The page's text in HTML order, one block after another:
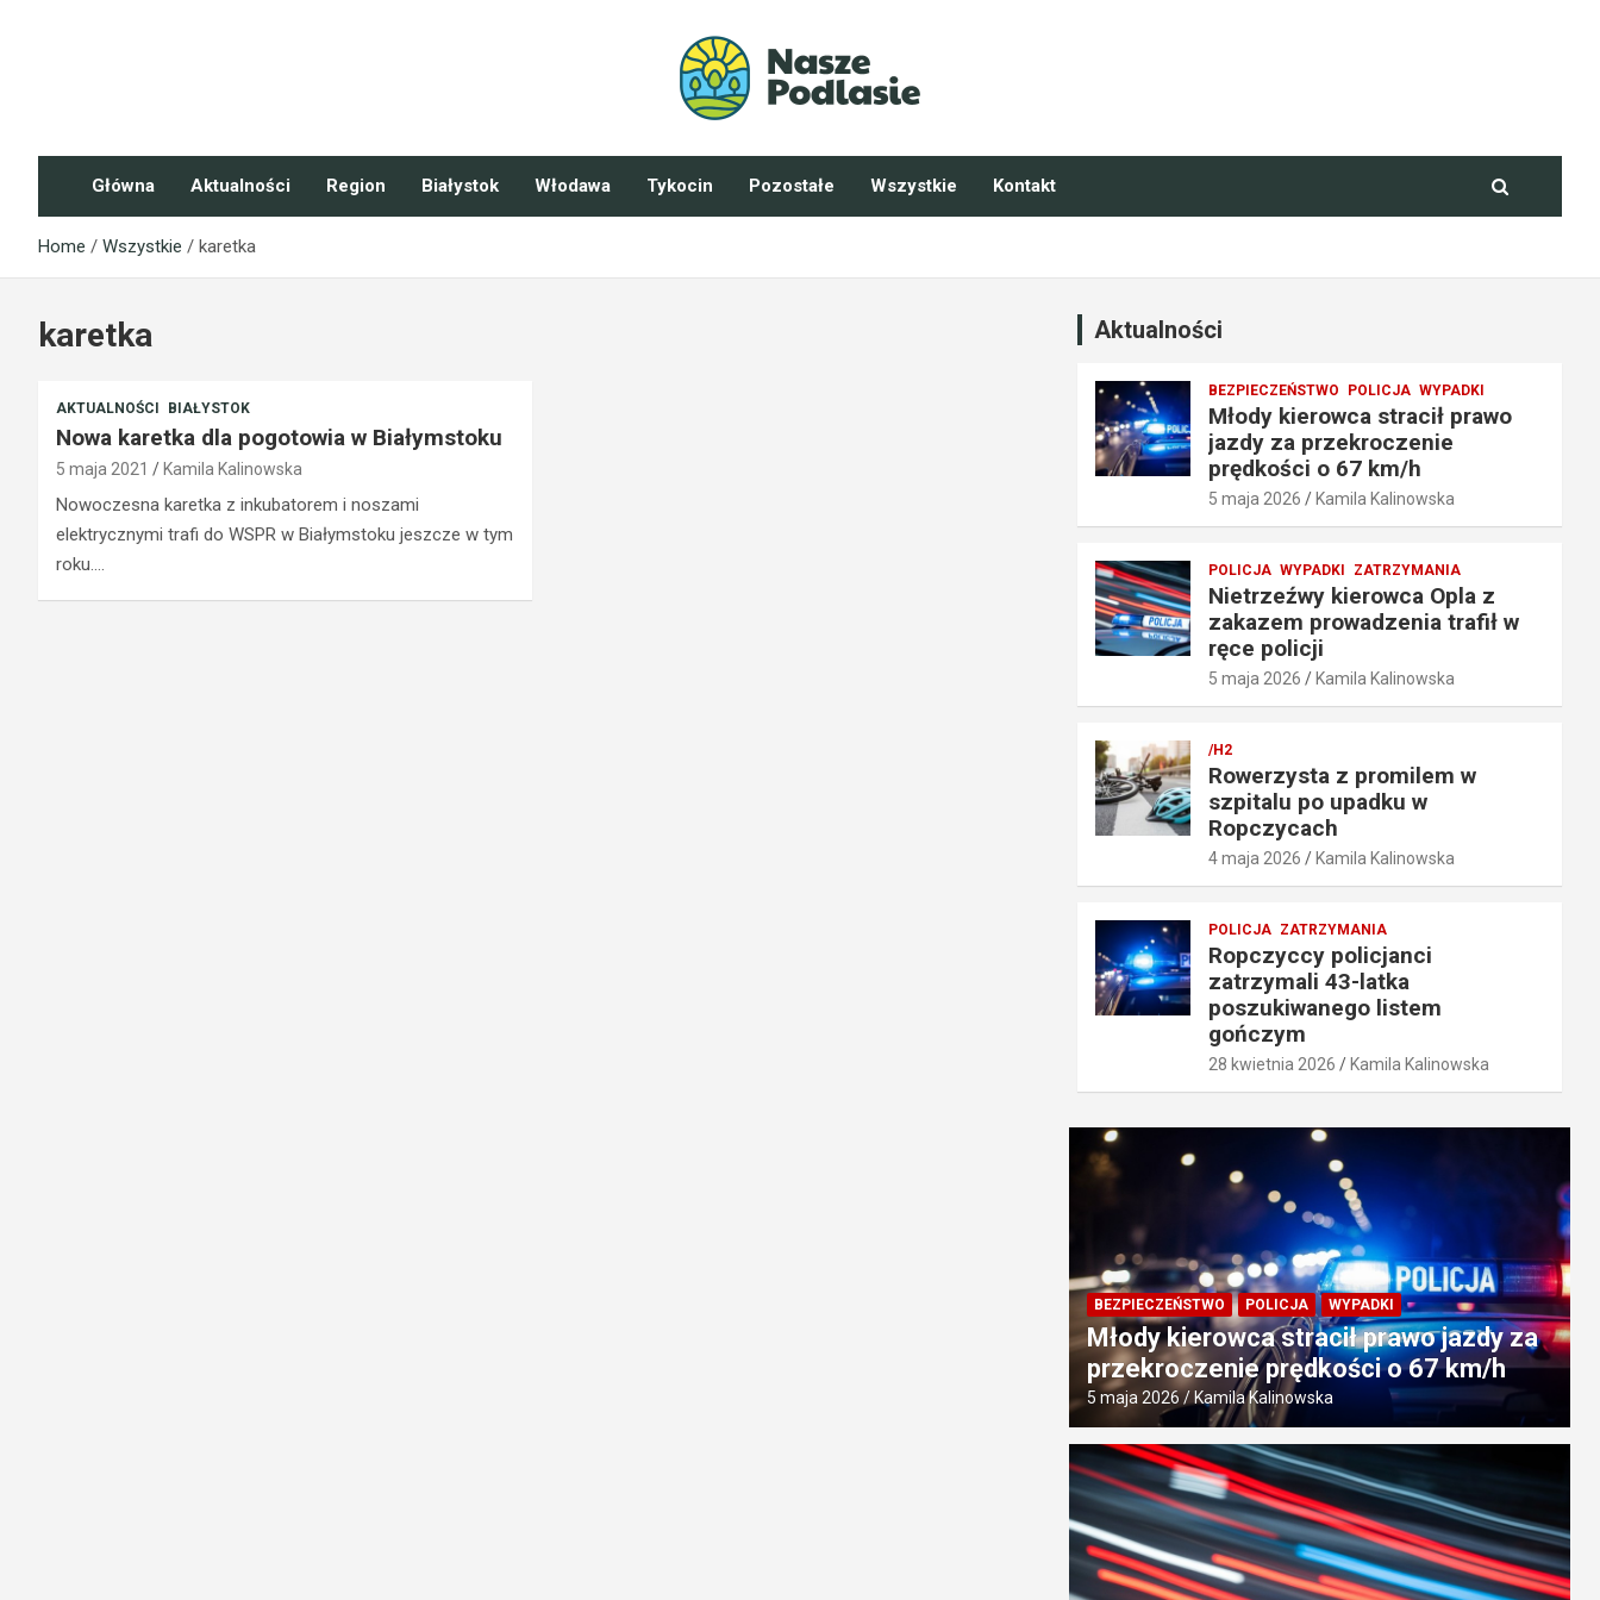
NaszePodlasie.pl
Główna Aktualności Region Białystok Włodawa Tykocin Pozostałe Wszystkie Kontakt
Home Wszystkie karetka
karetka
AKTUALNOŚCI BIAŁYSTOK
Nowa karetka dla pogotowia w Białymstoku
5 maja 2021 Kamila Kalinowska
Nowoczesna karetka z inkubatorem i noszami
elektrycznymi trafi do WSPR w Białymstoku jeszcze w tym
roku.…
Aktualności
BEZPIECZEŃSTWO POLICJA WYPADKI
Młody kierowca stracił prawo
jazdy za przekroczenie
prędkości o 67 km/h
5 maja 2026 Kamila Kalinowska
POLICJA WYPADKI ZATRZYMANIA
Nietrzeźwy kierowca Opla z
zakazem prowadzenia trafił w
ręce policji
5 maja 2026 Kamila Kalinowska
/H2
Rowerzysta z promilem w
szpitalu po upadku w
Ropczycach
4 maja 2026 Kamila Kalinowska
POLICJA ZATRZYMANIA
Ropczyccy policjanci
zatrzymali 43-latka
poszukiwanego listem
gończym
28 kwietnia 2026 Kamila Kalinowska
BEZPIECZEŃSTWO POLICJA WYPADKI
Młody kierowca stracił prawo jazdy za
przekroczenie prędkości o 67 km/h
5 maja 2026 Kamila Kalinowska